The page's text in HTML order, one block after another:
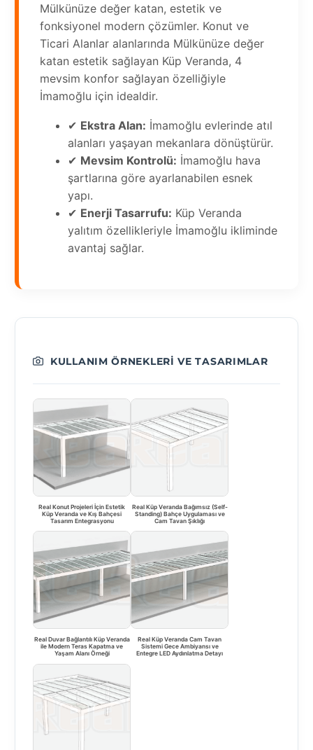
Mülkünüze değer katan, estetik ve
fonksiyonel modern çözümler. Konut ve
Ticari Alanlar alanlarında Mülkünüze değer
katan estetik sağlayan Küp Veranda, 4
mevsim konfor sağlayan özelliğiyle
İmamoğlu için idealdir.
✔ Ekstra Alan: İmamoğlu evlerinde atıl
alanları yaşayan mekanlara dönüştürür.
✔ Mevsim Kontrolü: İmamoğlu hava
şartlarına göre ayarlanabilen esnek
yapı.
✔ Enerji Tasarrufu: Küp Veranda
yalıtım özellikleriyle İmamoğlu ikliminde
avantaj sağlar.
KULLANIM ÖRNEKLERI VE TASARIMLAR
Real Konut Projeleri İçin Estetik
Küp Veranda ve Kış Bahçesi
Tasarım Entegrasyonu
Real Küp Veranda Bağımsız (Self-
Standing) Bahçe Uygulaması ve
Cam Tavan Şıklığı
Real Duvar Bağlantılı Küp Veranda
ile Modern Teras Kapatma ve
Yaşam Alanı Örneği
Real Küp Veranda Cam Tavan
Sistemi Gece Ambiyansı ve
Entegre LED Aydınlatma Detayı